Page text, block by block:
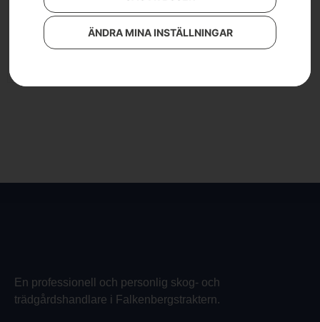
ÄNDRA MINA INSTÄLLNINGAR
Automower® 560
EPOS®
En professionell och personlig skog- och
trädgårdshandlare i Falkenbergstraktern.